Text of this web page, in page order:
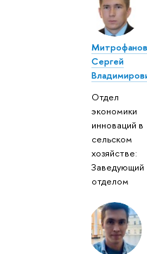
Митрофанов
Сергей
Отдел
экономики
инноваций в
сельском
хозяйстве:
Заведующий
отделом